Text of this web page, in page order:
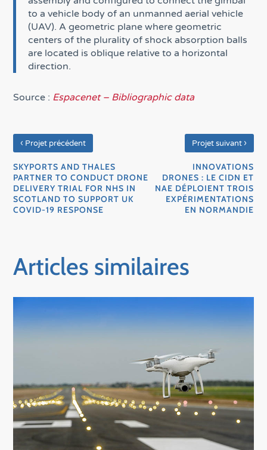
to a vehicle body of an unmanned aerial vehicle
(UAV). A geometric plane where geometric
centers of the plurality of shock absorption balls
are located is oblique relative to a horizontal
direction.
Source : Espacenet – Bibliographic data
‹ Projet précédent
SKYPORTS AND THALES
PARTNER TO CONDUCT DRONE
DELIVERY TRIAL FOR NHS IN
SCOTLAND TO SUPPORT UK
COVID-19 RESPONSE
Projet suivant ›
INNOVATIONS
DRONES : LE CIDN ET
NAE DÉPLOIENT TROIS
EXPÉRIMENTATIONS
EN NORMANDIE
Articles similaires